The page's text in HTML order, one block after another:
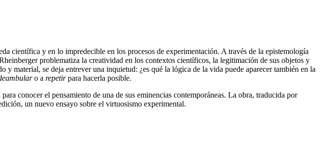
científica y en lo impredecible en los procesos de experimentación. A través de la epistemología
problematiza la creatividad en los contextos científicos, la legitimación de sus objetos y
y material, se deja entrever una inquietud: ¿es qué la lógica de la vida puede aparecer también en la
o a repetirpara hacerla posible.
conocer el pensamiento de una de sus eminencias contemporáneas. La obra, traducida por
un nuevo ensayo sobre el virtuosismo experimental.